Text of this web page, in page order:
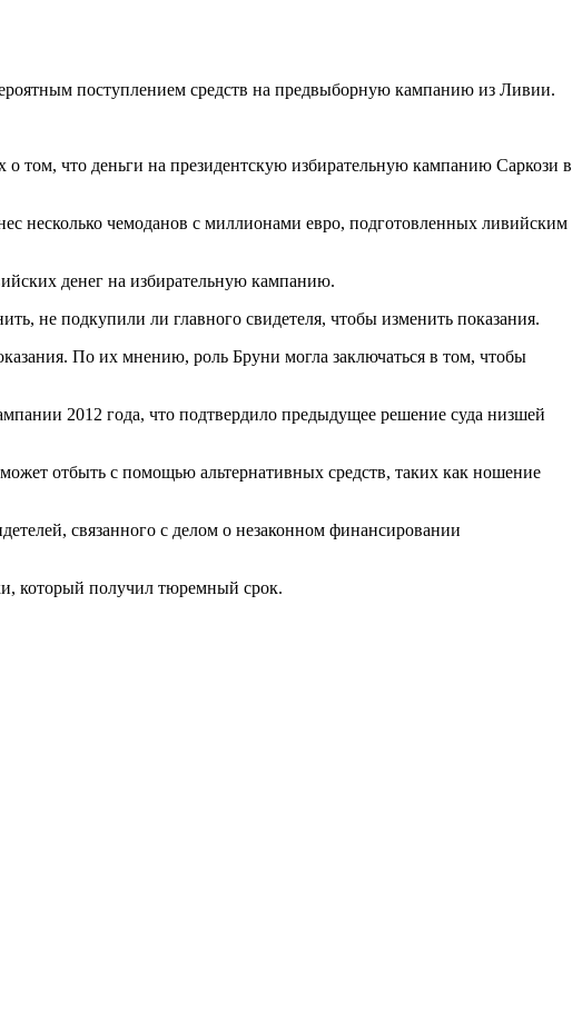
поступлением средств на предвыборную кампанию из Ливии.
том, что деньги на президентскую избирательную кампанию Саркози в
несколько чемоданов с миллионами евро, подготовленных ливийским
денег на избирательную кампанию.
не подкупили ли главного свидетеля, чтобы изменить показания.
По их мнению, роль Бруни могла заключаться в том, чтобы
2012 года, что подтвердило предыдущее решение суда низшей
отбыть с помощью альтернативных средств, таких как ношение
связанного с делом о незаконном финансировании
который получил тюремный срок.